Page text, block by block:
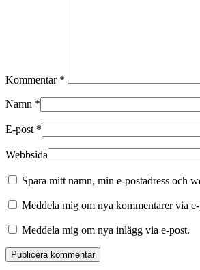
Kommentar *
Namn *
E-post *
Webbsida
Spara mitt namn, min e-postadress och
Meddela mig om nya kommentarer via
Meddela mig om nya inlägg via e-post.